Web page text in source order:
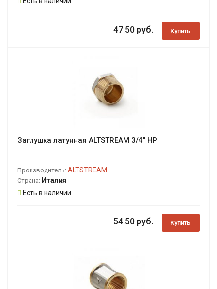
47.50 руб. Купить
Заглушка латунная ALTSTREAM 3/4" НР
Производитель: ALTSTREAM
Страна: Италия
Есть в наличии
54.50 руб. Купить